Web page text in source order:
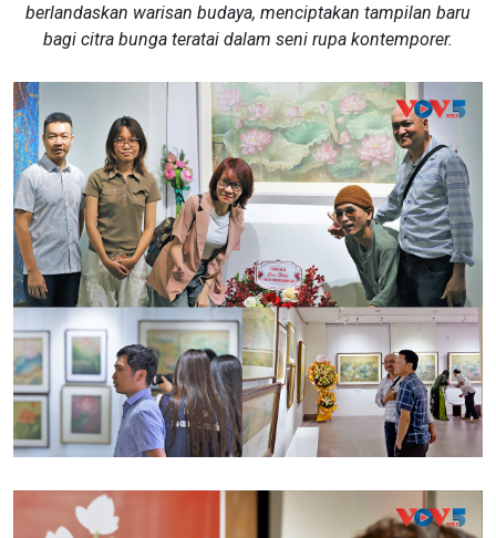
berlandaskan warisan budaya, menciptakan tampilan baru
bagi citra bunga teratai dalam seni rupa kontemporer.